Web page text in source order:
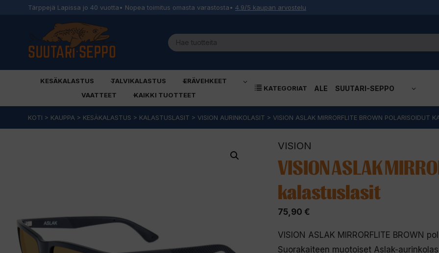
Tärppejä Lapissa jo 40 vuotta• Nopea toimitus omasta varastosta• 4.9/5 kaupan arvostelu
KESÄKALASTUS TALVIKALASTUS
ERÄVEHKEET
VAATTEET
KAIKKI TUOTTEET
KATEGORIAT ALE SUUTARI-SEPPO
sisältöön
KOTI > KAUPPA > KESÄKALASTUS > KALASTUSLASIT > VISION AURINKOLASIT > VISION ASLAK MIRRORFLITE BROWN POLARISOIDUT
VISION
VISION ASLAK
kalastuslasit
75,90 €
VISION ASLAK MIRRORFLITE BROWN
Suorakaiteen muotoiset Aslak-